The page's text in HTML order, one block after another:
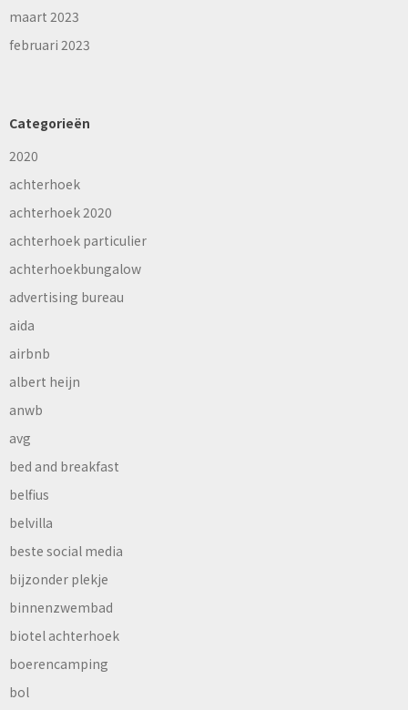
maart 2023
februari 2023
Categorieën
2020
achterhoek
achterhoek 2020
achterhoek particulier
achterhoekbungalow
advertising bureau
aida
airbnb
albert heijn
anwb
avg
bed and breakfast
belfius
belvilla
beste social media
bijzonder plekje
binnenzwembad
biotel achterhoek
boerencamping
bol